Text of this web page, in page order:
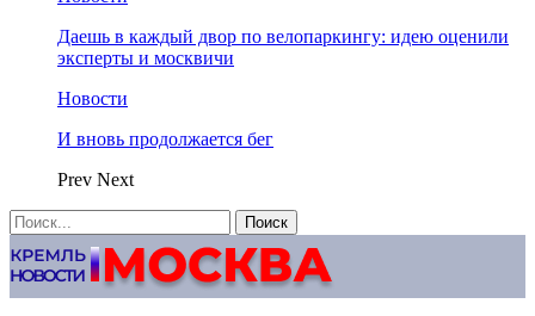
Даешь в каждый двор по велопаркингу: идею оценили
эксперты и москвичи
Новости
И вновь продолжается бег
Prev Next